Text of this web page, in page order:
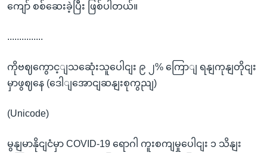
ကျော် စစ်ဆေးခဲ့ပြီး ဖြစ်ပါတယ်။
...............
ကိုဗဈကွောင့ျသဆေုံးသူပေါငျး ၉ ၂% ကြောျ ရနျကုနျတိုငျး
မှာဖွဈနေ (ဒေါျအောငျဆနျးစုကွညျ)
(Unicode)
မွနျမာနိုငျငံမှာ COVID-19 ရောဂါ ကူးစကျမှုပေါငျး ၁ သိနျး